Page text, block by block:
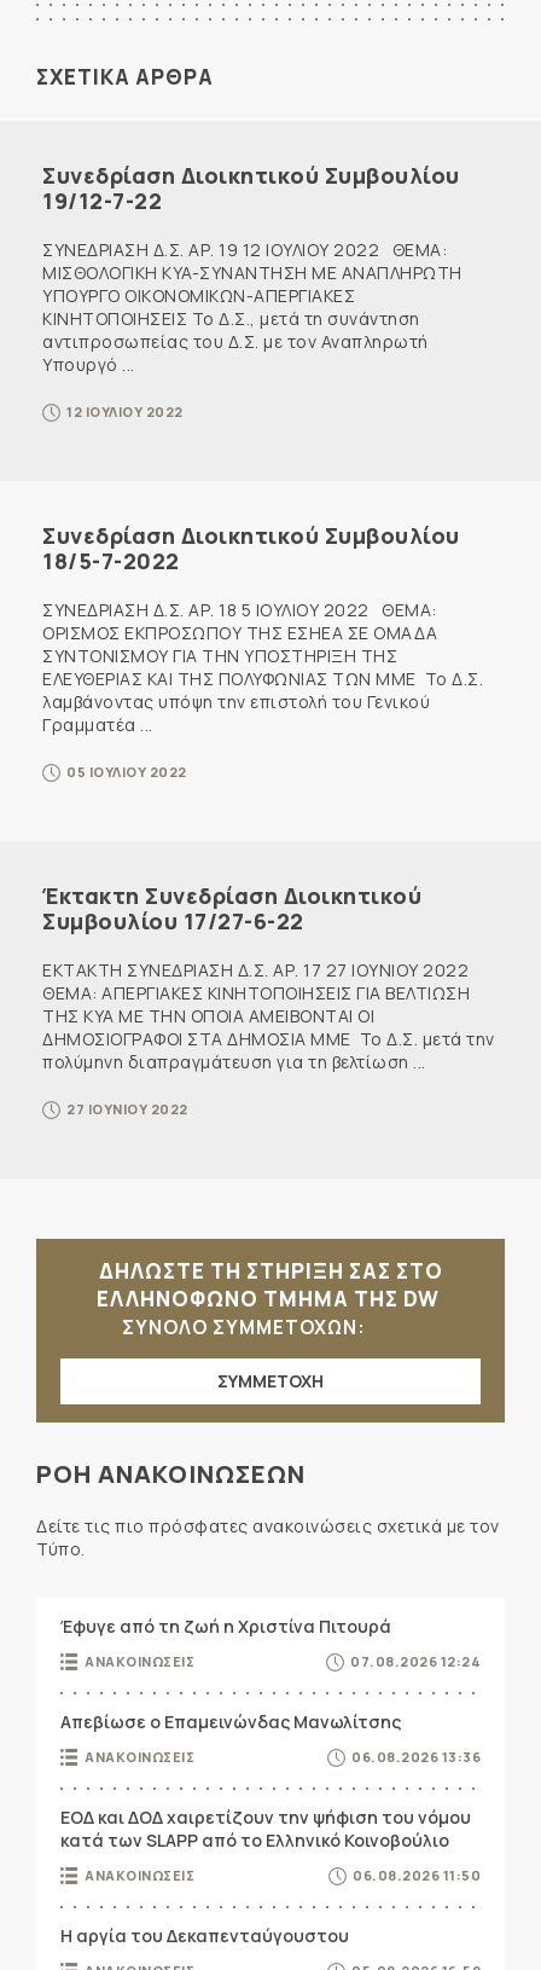
ΣΧΕΤΙΚΑ ΑΡΘΡΑ
Συνεδρίαση Διοικητικού Συμβουλίου
19/12-7-22
ΣΥΝΕΔΡΙΑΣΗ Δ.Σ. ΑΡ. 19 12 ΙΟΥΛΙΟΥ 2022 ΘΕΜΑ:
ΜΙΣΘΟΛΟΓΙΚΗ KYA-ΣΥΝΑΝΤΗΣΗ ΜΕ ΑΝΑΠΛΗΡΩΤΗ
ΥΠΟΥΡΓΟ ΟΙΚΟΝΟΜΙΚΩΝ-ΑΠΕΡΓΙΑΚΕΣ
ΚΙΝΗΤΟΠΟΙΗΣΕΙΣ Το Δ.Σ., μετά τη συνάντηση
αντιπροσωπείας του Δ.Σ. με τον Αναπληρωτή
Υπουργό ...
12 ΙΟΥΛΙΟΥ 2022
Συνεδρίαση Διοικητικού Συμβουλίου
18/5-7-2022
ΣΥΝΕΔΡΙΑΣΗ Δ.Σ. ΑΡ. 18 5 ΙΟΥΛΙΟΥ 2022 ΘΕΜΑ:
ΟΡΙΣΜΟΣ ΕΚΠΡΟΣΩΠΟΥ ΤΗΣ ΕΣΗΕΑ ΣΕ ΟΜΑΔΑ
ΣΥΝΤΟΝΙΣΜΟΥ ΓΙΑ ΤΗΝ ΥΠΟΣΤΗΡΙΞΗ ΤΗΣ
ΕΛΕΥΘΕΡΙΑΣ ΚΑΙ ΤΗΣ ΠΟΛΥΦΩΝΙΑΣ ΤΩΝ ΜΜΕ Το Δ.Σ.
λαμβάνοντας υπόψη την επιστολή του Γενικού
Γραμματέα ...
05 ΙΟΥΛΙΟΥ 2022
Έκτακτη Συνεδρίαση Διοικητικού
Συμβουλίου 17/27-6-22
ΕΚΤΑΚΤΗ ΣΥΝΕΔΡΙΑΣΗ Δ.Σ. ΑΡ. 17 27 ΙΟΥΝΙΟΥ 2022
ΘΕΜΑ: ΑΠΕΡΓΙΑΚΕΣ ΚΙΝΗΤΟΠΟΙΗΣΕΙΣ ΓΙΑ ΒΕΛΤΙΩΣΗ
ΤΗΣ ΚΥΑ ΜΕ ΤΗΝ ΟΠΟΙΑ ΑΜΕΙΒΟΝΤΑΙ ΟΙ
ΔΗΜΟΣΙΟΓΡΑΦΟΙ ΣΤΑ ΔΗΜΟΣΙΑ ΜΜΕ Το Δ.Σ. μετά την
πολύμηνη διαπραγμάτευση για τη βελτίωση ...
27 ΙΟΥΝΙΟΥ 2022
ΔΗΛΩΣΤΕ ΤΗ ΣΤΗΡΙΞΗ ΣΑΣ ΣΤΟ
ΕΛΛΗΝΟΦΩΝΟ ΤΜΗΜΑ ΤΗΣ DW
ΣΥΝΟΛΟ ΣΥΜΜΕΤΟΧΩΝ:
ΣΥΜΜΕΤΟΧΗ
ΡΟΗ ΑΝΑΚΟΙΝΩΣΕΩΝ
Δείτε τις πιο πρόσφατες ανακοινώσεις σχετικά με τον
Τύπο.
Έφυγε από τη ζωή η Χριστίνα Πιτουρά
ΑΝΑΚΟΙΝΩΣΕΙΣ 07.08.2026 12:24
Απεβίωσε ο Επαμεινώνδας Μανωλίτσης
ΑΝΑΚΟΙΝΩΣΕΙΣ 06.08.2026 13:36
ΕΟΔ και ΔΟΔ χαιρετίζουν την ψήφιση του νόμου
κατά των SLAPP από το Ελληνικό Κοινοβούλιο
ΑΝΑΚΟΙΝΩΣΕΙΣ 06.08.2026 11:50
Η αργία του Δεκαπενταύγουστου